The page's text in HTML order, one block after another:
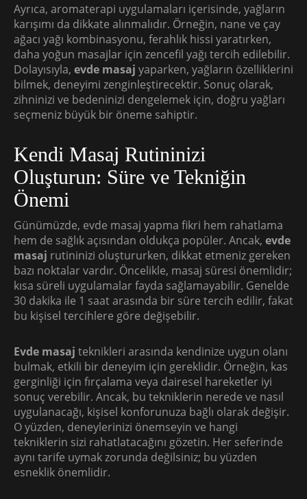
Ayrıca, aromaterapi uygulamaları içerisinde, yağların
karışımı da dikkate alınmalıdır. Örneğin, nane ve çay
ağacı yağı kombinasyonu, ferahlık hissi yaratırken,
daha yoğun masajlar için zencefil yağı tercih edilebilir.
Dolayısıyla, evde masaj yaparken, yağların özelliklerini
bilmek, deneyimi zenginleştirecektir. Sonuç olarak,
zihninizi ve bedeninizi dengelemek için, doğru yağları
seçmeniz büyük bir öneme sahiptir.
Kendi Masaj Rutininizi
Oluşturun: Süre ve Tekniğin
Önemi
Günümüzde, evde masaj yapma fikri hem rahatlama
hem de sağlık açısından oldukça popüler. Ancak, evde
masaj rutininizi oluştururken, dikkat etmeniz gereken
bazı noktalar vardır. Öncelikle, masaj süresi önemlidir;
kısa süreli uygulamalar fayda sağlamayabilir. Genelde
30 dakika ile 1 saat arasında bir süre tercih edilir, fakat
bu kişisel tercihlere göre değişebilir.
Evde masaj teknikleri arasında kendinize uygun olanı
bulmak, etkili bir deneyim için gereklidir. Örneğin, kas
gerginliği için fırçalama veya dairesel hareketler iyi
sonuç verebilir. Ancak, bu tekniklerin nerede ve nasıl
uygulanacağı, kişisel konforunuza bağlı olarak değişir.
O yüzden, deneylerinizi önemseyin ve hangi
tekniklerin sizi rahatlatacağını gözetin. Her seferinde
aynı tarife uymak zorunda değilsiniz; bu yüzden
esneklik önemlidir.